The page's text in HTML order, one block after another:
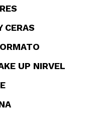
CERAS
UP NIRVEL